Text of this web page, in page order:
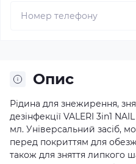
Опис
Рідина для знежирення,
дезінфекції VALERI 3in1
мл. Універсальний засіб,
перед покриттям для
також для зняття липкого